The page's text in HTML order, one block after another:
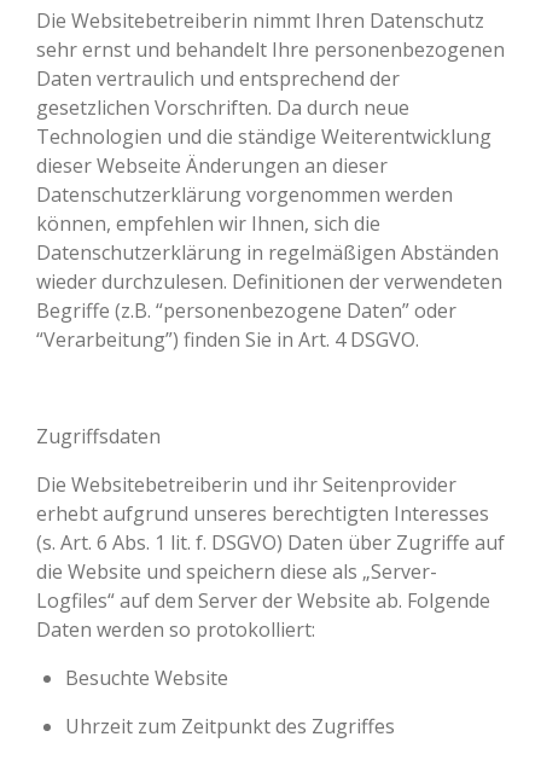
Die Websitebetreiberin nimmt Ihren Datenschutz
sehr ernst und behandelt Ihre personenbezogenen
Daten vertraulich und entsprechend der
gesetzlichen Vorschriften. Da durch neue
Technologien und die ständige Weiterentwicklung
dieser Webseite Änderungen an dieser
Datenschutzerklärung vorgenommen werden
können, empfehlen wir Ihnen, sich die
Datenschutzerklärung in regelmäßigen Abständen
wieder durchzulesen. Definitionen der verwendeten
Begriffe (z.B. “personenbezogene Daten” oder
“Verarbeitung”) finden Sie in Art. 4 DSGVO.
Zugriffsdaten
Die Websitebetreiberin und ihr Seitenprovider
erhebt aufgrund unseres berechtigten Interesses
(s. Art. 6 Abs. 1 lit. f. DSGVO) Daten über Zugriffe auf
die Website und speichern diese als „Server-
Logfiles“ auf dem Server der Website ab. Folgende
Daten werden so protokolliert:
Besuchte Website
Uhrzeit zum Zeitpunkt des Zugriffes